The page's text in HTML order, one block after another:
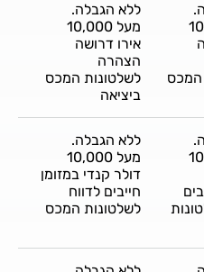
המכס
ללא הגבלה.
מעל 10,000
אירו דרושה
הצהרה
לשלטונות המכס
ביציאה
ללא הגבלה.
מעל 10,000
דולר קנדי במזומן
חייבים לדווח
לשלטונות המכס